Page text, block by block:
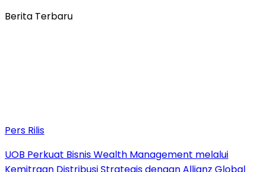
Berita Terbaru
Pers Rilis
UOB Perkuat Bisnis Wealth Management melalui